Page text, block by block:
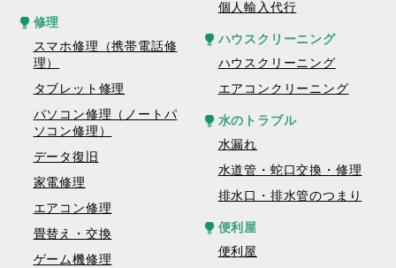
修理
スマホ修理（携帯電話修
理）
タブレット修理
パソコン修理（ノートパ
ソコン修理）
データ復旧
家電修理
エアコン修理
畳替え・交換
ゲーム機修理
個人輸入代行
ハウスクリーニング
ハウスクリーニング
エアコンクリーニング
水のトラブル
水漏れ
水道管・蛇口交換・修理
排水口・排水管のつまり
便利屋
便利屋